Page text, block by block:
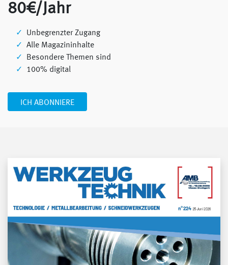
80€/Jahr
Unbegrenzter Zugang
Alle Magazininhalte
Besondere Themen sind
100% digital
ICH ABONNIERE